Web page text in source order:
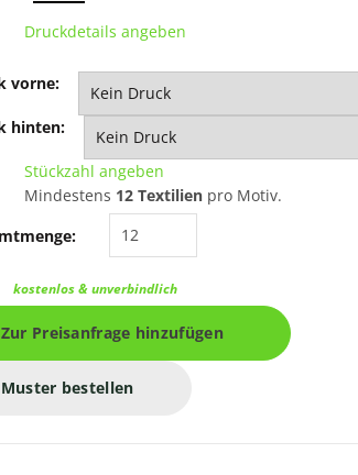
Druckdetails angeben
vorne:
hinten:
Stückzahl angeben
Mindestens 12 Textilienpro Motiv.
kostenlos & unverbindlich
Muster bestellen